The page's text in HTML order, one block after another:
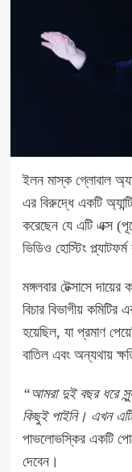
ইলন মাস্ক গ্লোবাল
এর বিরুদ্ধে একটি
করেছেন যে এটি এক্স
ভিডিও হোস্টিং
মঙ্গলবার টেক্সাসে দায়ের
বিচার বিভাগীয়
হয়েছিল, যা প্রমাণ
বাতিল এবং অন্যথায়
“আমরা দুই বছর ধরে
কিছুই পাইনি। এখন
পাভলোভস্কির একটি
দেবেন।